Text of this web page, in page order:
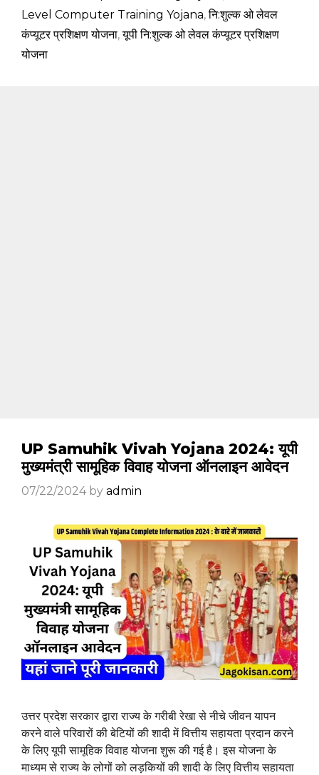
Level Computer Training Yojana,नि:शुल्क ओ लेवल
कंप्यूटर प्रशिक्षण योजना,यूपी नि:शुल्क ओ लेवल कंप्यूटर प्रशिक्षण
योजना
UP Samuhik Vivah Yojana 2024: यूपी
मुख्यमंत्री सामूहिक विवाह योजना ऑनलाइन आवेदन
07/22/2024 by admin
उत्तर प्रदेश सरकार द्वारा राज्य के गरीबी रेखा से नीचे जीवन यापन
करने वाले परिवारों की बेटियों की शादी में वित्तीय सहायता प्रदान करने
के लिए यूपी सामूहिक विवाह योजना शुरू की गई है। इस योजना के
माध्यम से राज्य के लोगों को लड़कियों की शादी के लिए वित्तीय सहायता